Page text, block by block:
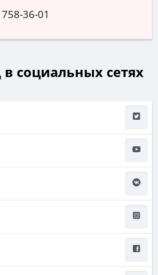
36-01
социальных сетях